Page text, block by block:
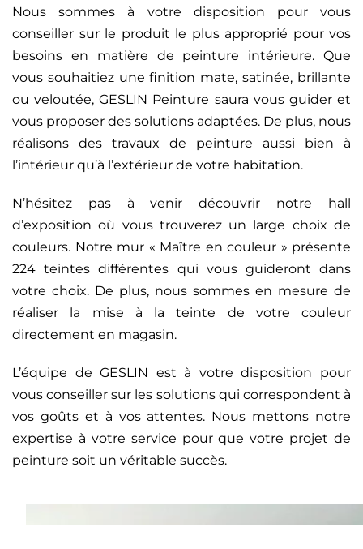
Nous sommes à votre disposition pour vous
conseiller sur le produit le plus approprié pour vos
besoins en matière de peinture intérieure. Que
vous souhaitiez une finition mate, satinée, brillante
ou veloutée, GESLIN Peinture saura vous guider et
vous proposer des solutions adaptées. De plus, nous
réalisons des travaux de peinture aussi bien à
l’intérieur qu’à l’extérieur de votre habitation.
N’hésitez pas à venir découvrir notre hall
d’exposition où vous trouverez un large choix de
couleurs. Notre mur « Maître en couleur » présente
224 teintes différentes qui vous guideront dans
votre choix. De plus, nous sommes en mesure de
réaliser la mise à la teinte de votre couleur
directement en magasin.
L’équipe de GESLIN est à votre disposition pour
vous conseiller sur les solutions qui correspondent à
vos goûts et à vos attentes. Nous mettons notre
expertise à votre service pour que votre projet de
peinture soit un véritable succès.